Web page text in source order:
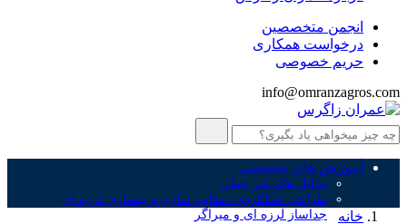
انجمن متخصصین
درخواست همکاری
حریم خصوصی
info@omranzagros.com
آموزش های تخصصی
تحلیل های غیر خطی
طراحی عملکردی، مقاوم سازی و بهسازی لرزه ای
جداساز لرزه ای و میراگر
خانه